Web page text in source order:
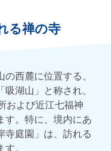
る禅の寺
西麓に位置する、
湖山」と称され、
および近江七福神
す。特に、境内にあ
寺庭園」は、訪れる
。